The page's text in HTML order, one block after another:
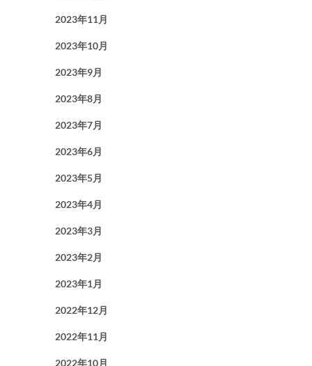
2023年11月
2023年10月
2023年9月
2023年8月
2023年7月
2023年6月
2023年5月
2023年4月
2023年3月
2023年2月
2023年1月
2022年12月
2022年11月
2022年10月